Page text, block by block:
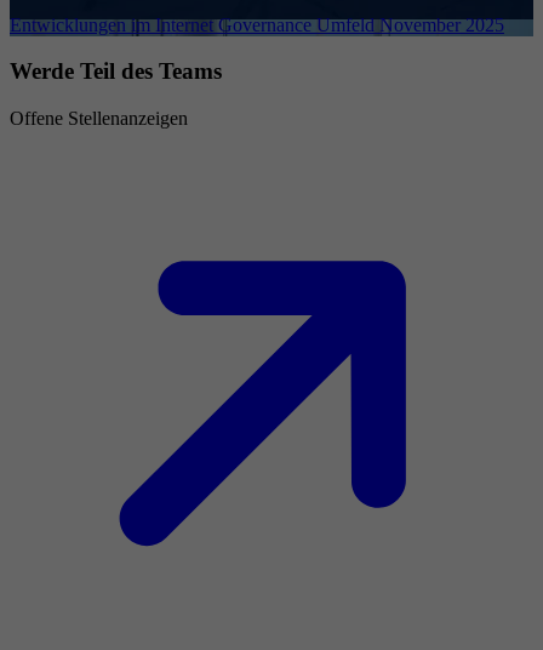
Entwicklungen im Internet Governance Umfeld November 2025
Werde Teil des Teams
Offene Stellenanzeigen